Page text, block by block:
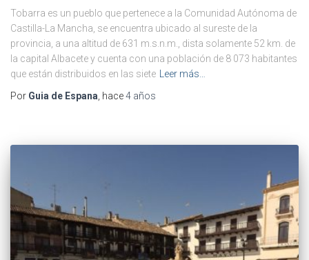
Tobarra es un pueblo que pertenece a la Comunidad Autónoma de
Castilla-La Mancha, se encuentra ubicado al sureste de la
provincia, a una altitud de 631 m.s.n.m., dista solamente 52 km. de
la capital Albacete y cuenta con una población de 8 073 habitantes
que están distribuidos en las siete
Leer más…
Por Guia de Espana , hace4 años